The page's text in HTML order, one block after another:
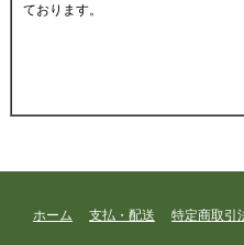
ております。
ホーム 支払・配送 特定商取引